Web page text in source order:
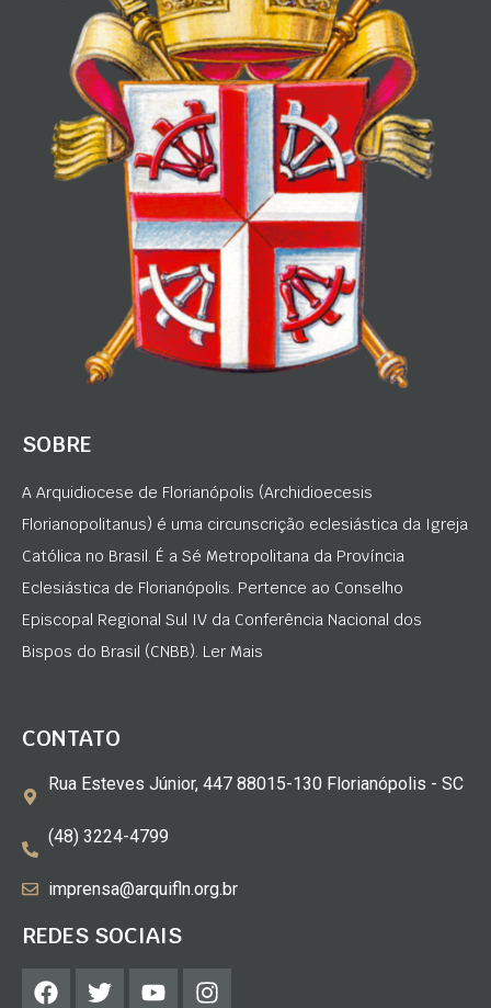
SOBRE
A Arquidiocese de Florianópolis (Archidioecesis
Florianopolitanus) é uma circunscrição eclesiástica da Igreja
Católica no Brasil. É a Sé Metropolitana da Província
Eclesiástica de Florianópolis. Pertence ao Conselho
Episcopal Regional Sul IV da Conferência Nacional dos
Bispos do Brasil (CNBB). Ler Mais
CONTATO
Rua Esteves Júnior, 447 88015-130 Florianópolis - SC
(48) 3224-4799
imprensa@arquifln.org.br
REDES SOCIAIS